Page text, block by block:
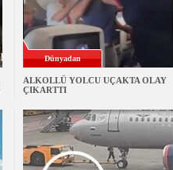
Dünyadan
ALKOLLÜ YOLCU UÇAKTA OLAY
ÇIKARTTI